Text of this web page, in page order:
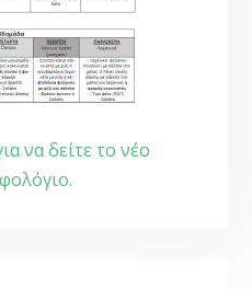
να δείτε το νέο